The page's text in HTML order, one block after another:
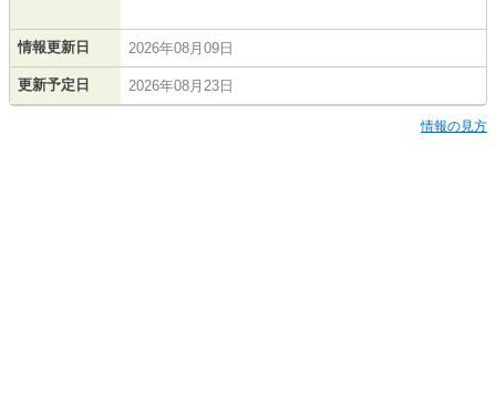
情報更新日 2026年08月09日
更新予定日 2026年08月23日
情報の見方